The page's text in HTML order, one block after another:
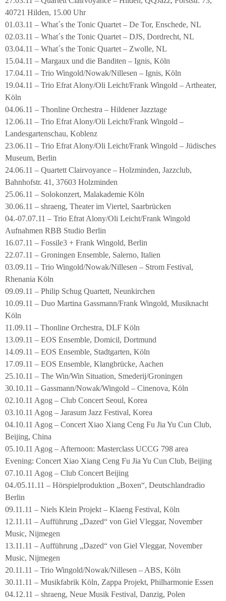
40721 Hilden, 15.00 Uhr
01.03.11 – What´s the Tonic Quartet – De Tor, Enschede, NL
02.03.11 – What´s the Tonic Quartet – DJS, Dordrecht, NL
03.04.11 – What´s the Tonic Quartet – Zwolle, NL
15.04.11 – Margaux und die Banditen – Ignis, Köln
17.04.11 – Trio Wingold/Nowak/Nillesen – Ignis, Köln
19.04.11 – Trio Efrat Alony/Oli Leicht/Frank Wingold – Artheater,
Köln
04.06.11 – Thonline Orchestra – Hildener Jazztage
12.06.11 – Trio Efrat Alony/Oli Leicht/Frank Wingold –
Landesgartenschau, Koblenz
23.06.11 – Trio Efrat Alony/Oli Leicht/Frank Wingold – Jüdisches
Museum, Berlin
24.06.11 – Quartett Clairvoyance – Holzminden, Jazzclub,
Bahnhofstr. 41, 37603 Holzminden
25.06.11 – Solokonzert, Malakademie Köln
30.06.11 – shraeng, Theater im Viertel, Saarbrücken
04.-07.07.11 – Trio Efrat Alony/Oli Leicht/Frank Wingold
Aufnahmen RBB Studio Berlin
16.07.11 – Fossile3 + Frank Wingold, Berlin
22.07.11 – Groningen Ensemble, Salerno, Italien
03.09.11 – Trio Wingold/Nowak/Nillesen – Strom Festival,
Rhenania Köln
09.09.11 – Philip Schug Quartett, Neunkirchen
10.09.11 – Duo Martina Gassmann/Frank Wingold, Musiknacht
Köln
11.09.11 – Thonline Orchestra, DLF Köln
13.09.11 – EOS Ensemble, Domicil, Dortmund
14.09.11 – EOS Ensemble, Stadtgarten, Köln
17.09.11 – EOS Ensemble, Klangbrücke, Aachen
25.10.11 – The Win/Win Situation, Smederij/Groningen
30.10.11 – Gassmann/Nowak/Wingold – Cinenova, Köln
02.10.11 Agog – Club Concert Seoul, Korea
03.10.11 Agog – Jarasum Jazz Festival, Korea
04.10.11 Agog – Concert Xiao Xiang Ceng Fu Jia Yu Cun Club,
Beijing, China
05.10.11 Agog – Afternoon: Masterclass UCCG 798 area
Evening: Concert Xiao Xiang Ceng Fu Jia Yu Cun Club, Beijing
07.10.11 Agog – Club Concert Beijing
04./05.11.11 – Hörspielproduktion „Boxen“, Deutschlandradio
Berlin
09.11.11 – Niels Klein Projekt – Klaeng Festival, Köln
12.11.11 – Aufführung „Dazed“ von Giel Vleggar, November
Music, Nijmegen
13.11.11 – Aufführung „Dazed“ von Giel Vleggar, November
Music, Nijmegen
20.11.11 – Trio Wingold/Nowak/Nillesen – ABS, Köln
30.11.11 – Musikfabrik Köln, Zappa Projekt, Philharmonie Essen
04.12.11 – shraeng, Neue Musik Festival, Danzig, Polen